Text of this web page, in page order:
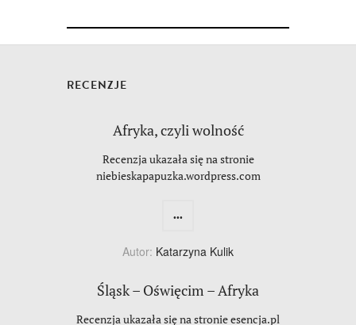
RECENZJE
Afryka, czyli wolność
Recenzja ukazała się na stronie
niebieskapapuzka.wordpress.com
...
Autor: Katarzyna Kulik
Śląsk – Oświęcim – Afryka
Recenzja ukazała się na stronie esencja.pl